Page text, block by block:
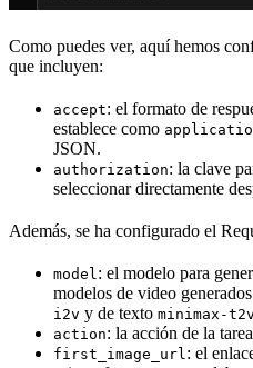
Como puedes ver, aquí hemos
que incluyen:
accept: el formato de
establece como
JSON.
authorization: la clave
seleccionar directamente
Además, se ha configurado el
model: el modelo para
modelos de video
i2v y de texto minimax-t2v
action: la acción de la
first_image_url: el